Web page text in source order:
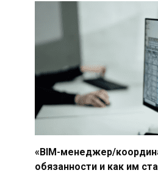
«BIM-менеджер/
обязанности и как им